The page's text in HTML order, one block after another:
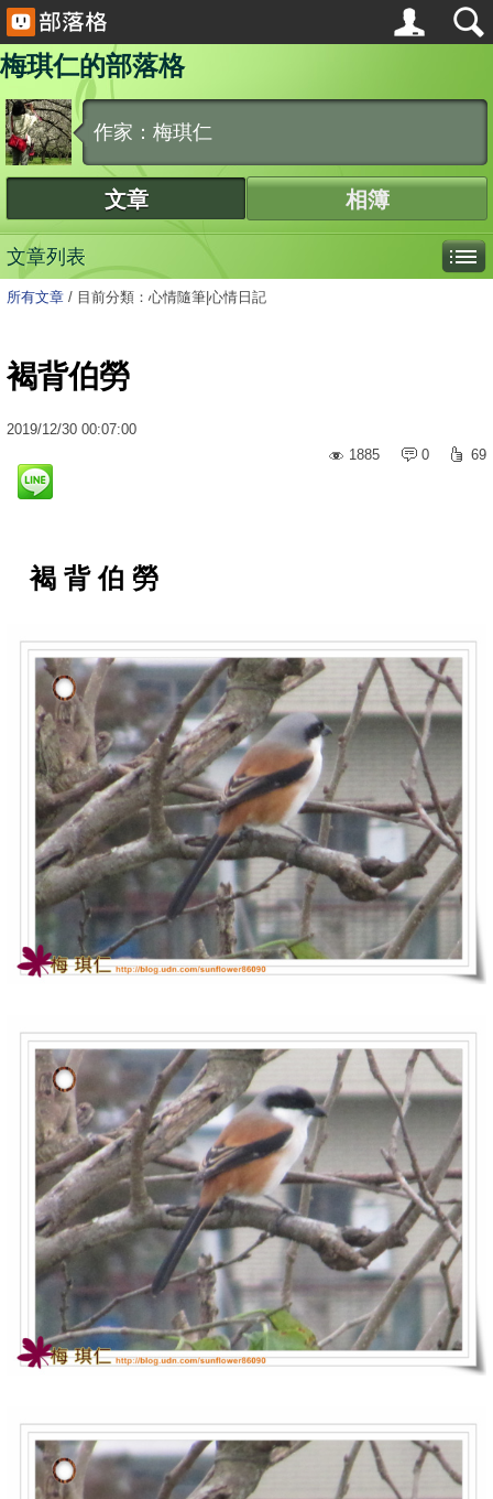
梅琪仁的部落格
作家：梅琪仁
文章 相簿
文章列表
所有文章 / 目前分類：心情隨筆|心情日記
褐背伯勞
2019/12/30 00:07:00
1885
0 69
褐 背 伯 勞